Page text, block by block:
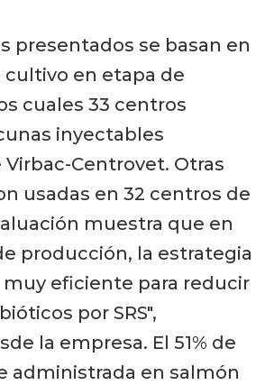
presentados se basan en
cultivo en etapa de
cuales 33 centros
inyectables
Centrovet. Otras
usadas en 32 centros de
muestra que en
producción, la estrategia
eficiente para reducir
por SRS",
la empresa. El 51% de
administrada en salmón